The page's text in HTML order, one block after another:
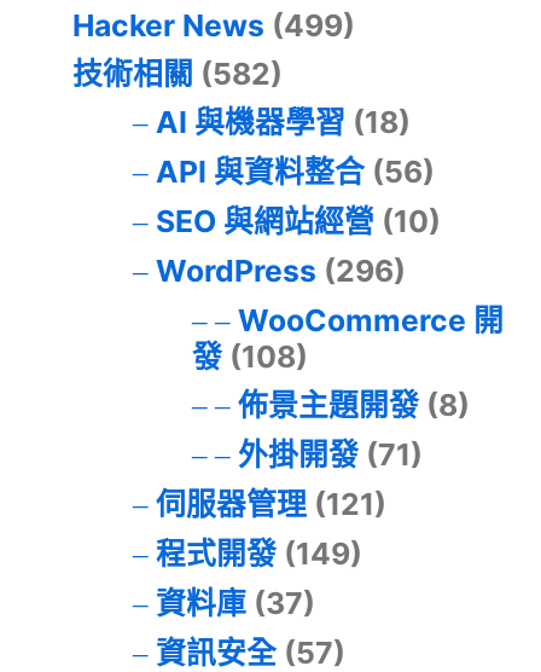
Hacker News (499)
技術相關 (582)
AI 與機器學習 (18)
API 與資料整合(56)
SEO 與網站經營 (10)
WordPress (296)
WooCommerce 開
發(108)
佈景主題開發(8)
外掛開發(71)
伺服器管理(121)
程式開發(149)
資料庫(37)
資訊安全(57)